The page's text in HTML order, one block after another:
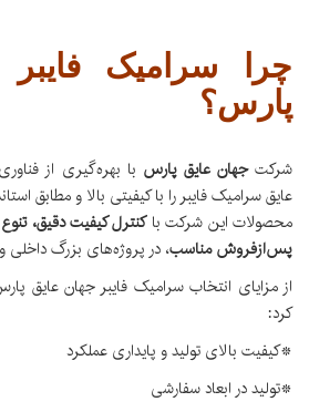
چرا سرامیک
پارس؟
شرکتجهان عایق پارس با بهره‌گیری از
عایق سرامیک فایبر را با کیفیتی بالا و مطابق
محصولات این شرکت باکنترل کیفیت دقیق،
پس‌از‌فروش مناسب، در پروژه‌های بزرگ داخلی
از مزایای انتخاب سرامیک فایبر جهان عایق
کرد:
*کیفیت بالای تولید و پایداری عملکرد
*تولید در ابعاد سفارشی